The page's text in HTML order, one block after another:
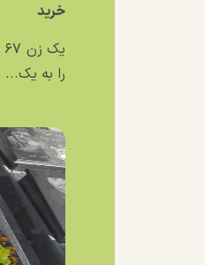
خرید
را به یک...